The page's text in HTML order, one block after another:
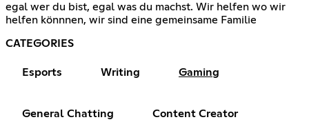
egal wer du bist, egal was du machst. Wir helfen wo wir
helfen könnnen, wir sind eine gemeinsame Familie
CATEGORIES
Esports Writing Gaming
General Chatting Content Creator